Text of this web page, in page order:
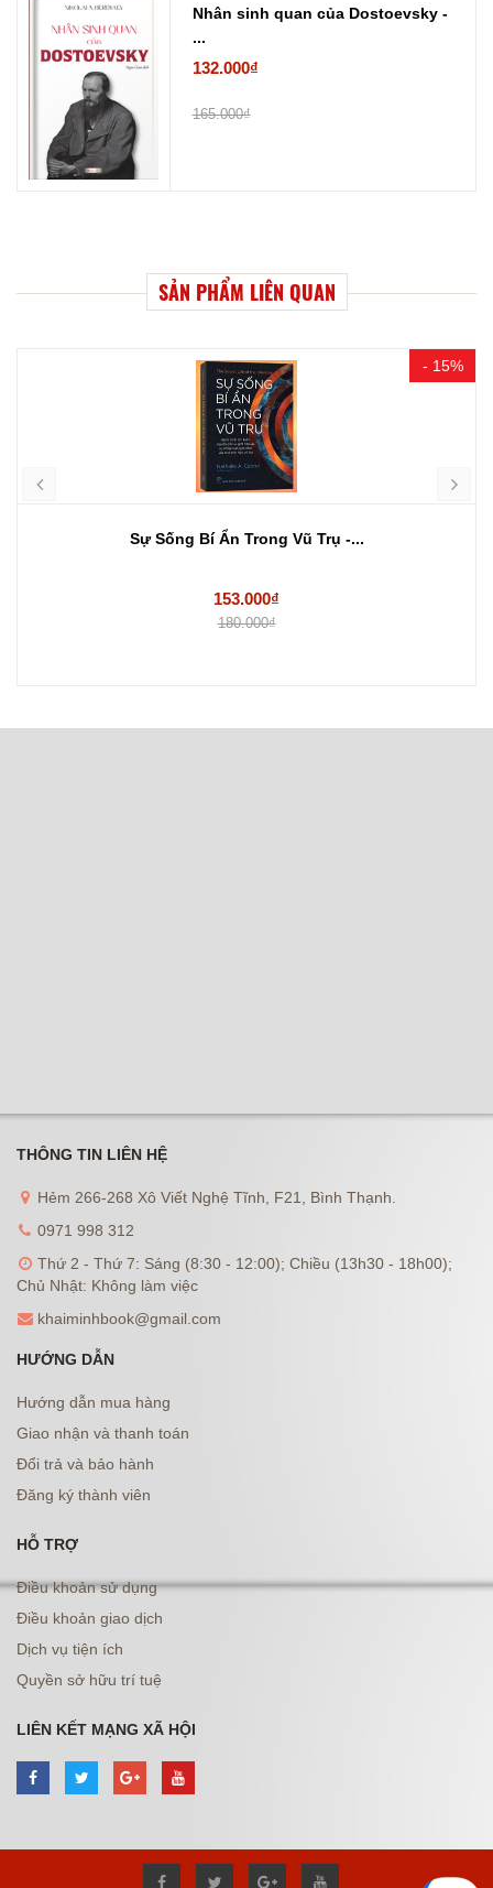
Nhân sinh quan của Dostoevsky -
...
132.000₫
165.000₫
SẢN PHẨM LIÊN QUAN
- 15%
Sự Sống Bí Ẩn Trong Vũ Trụ -...
153.000₫
180.000₫
THÔNG TIN LIÊN HỆ
Hẻm 266-268 Xô Viết Nghệ Tĩnh, F21, Bình Thạnh.
0971 998 312
Thứ 2 - Thứ 7: Sáng (8:30 - 12:00); Chiều (13h30 - 18h00);
Chủ Nhật: Không làm việc
khaiminhbook@gmail.com
HƯỚNG DẪN
Hướng dẫn mua hàng
Giao nhận và thanh toán
Đổi trả và bảo hành
Đăng ký thành viên
HỖ TRỢ
Điều khoản sử dụng
Điều khoản giao dịch
Dịch vụ tiện ích
Quyền sở hữu trí tuệ
LIÊN KẾT MẠNG XÃ HỘI